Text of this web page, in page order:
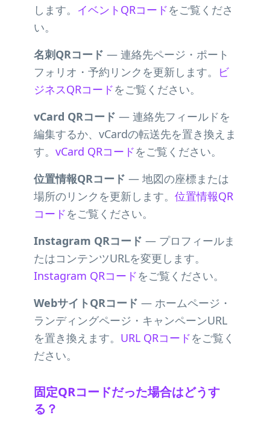
します。 イベントQRコードをご覧くださ
い。
名刺QRコード — 連絡先ページ・ポート
フォリオ・予約リンクを更新します。
ビ
ジネスQRコードをご覧ください。
vCard QRコード — 連絡先フィールドを
編集するか、vCardの転送先を置き換えま
す。 vCard QRコードをご覧ください。
位置情報QRコード — 地図の座標または
場所のリンクを更新します。 位置情報QR
コードをご覧ください。
Instagram QRコード — プロフィールま
たはコンテンツURLを変更します。
Instagram QRコードをご覧ください。
WebサイトQRコード — ホームページ・
ランディングページ・キャンペーンURL
を置き換えます。 URL QRコードをご覧く
ださい。
固定QRコードだった場合はどうす
る？